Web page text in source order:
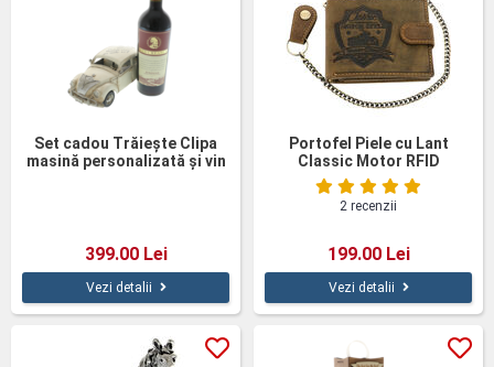
Set cadou Trăiește Clipa
masină personalizată și vin
399.00 Lei
Vezi detalii
Portofel Piele cu Lant
Classic Motor RFID
2 recenzii
199.00 Lei
Vezi detalii